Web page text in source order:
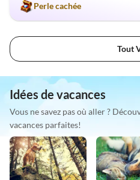
Perle cachée
Tout
Idées de vacances
Vous ne savez pas où aller ?
vacances parfaites!